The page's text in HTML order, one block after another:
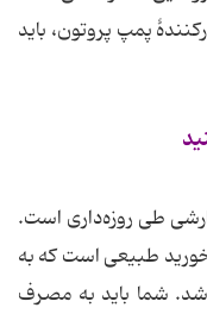
پمپ پروتون، باید
طی روزه‌داری است.
طبیعی است که به
شما باید به مصرف